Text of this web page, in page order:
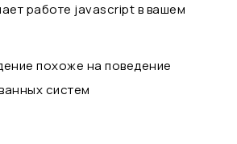
работе javascript в вашем
похоже на поведение
систем